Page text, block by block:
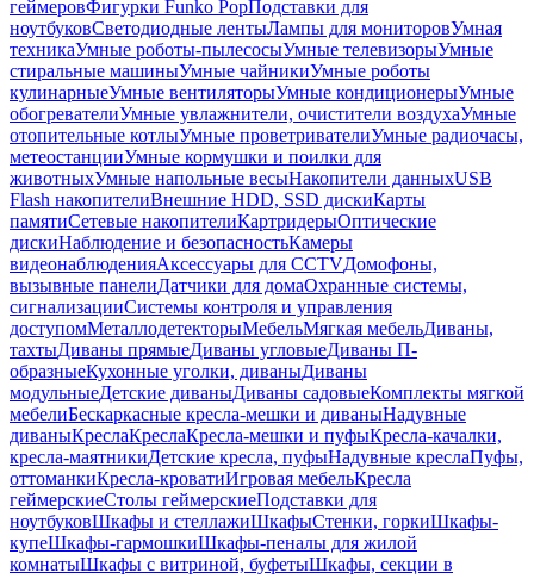
геймеровФигурки Funko PopПодставки для
ноутбуковСветодиодные лентыЛампы для мониторовУмная
техникаУмные роботы-пылесосыУмные телевизорыУмные
стиральные машиныУмные чайникиУмные роботы
кулинарныеУмные вентиляторыУмные кондиционерыУмные
обогревателиУмные увлажнители, очистители воздухаУмные
отопительные котлыУмные проветривателиУмные радиочасы,
метеостанцииУмные кормушки и поилки для
животныхУмные напольные весыНакопители данныхUSB
Flash накопителиВнешние HDD, SSD дискиКарты
памятиСетевые накопителиКартридерыОптические
дискиНаблюдение и безопасностьКамеры
видеонаблюденияАксессуары для CCTVДомофоны,
вызывные панелиДатчики для домаОхранные системы,
сигнализацииСистемы контроля и управления
доступомМеталлодетекторыМебельМягкая мебельДиваны,
тахтыДиваны прямыеДиваны угловыеДиваны П-
образныеКухонные уголки, диваныДиваны
модульныеДетские диваныДиваны садовыеКомплекты мягкой
мебелиБескаркасные кресла-мешки и диваныНадувные
диваныКреслаКреслаКресла-мешки и пуфыКресла-качалки,
кресла-маятникиДетские кресла, пуфыНадувные креслаПуфы,
оттоманкиКресла-кроватиИгровая мебельКресла
геймерскиеСтолы геймерскиеПодставки для
ноутбуковШкафы и стеллажиШкафыСтенки, горкиШкафы-
купеШкафы-гармошкиШкафы-пеналы для жилой
комнатыШкафы с витриной, буфетыШкафы, секции в